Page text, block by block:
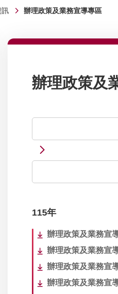
訊 辦理政策及業務宣導專區
辦理政策及
115年
辦理政策及業務宣
辦理政策及業務宣
辦理政策及業務宣
辦理政策及業務宣